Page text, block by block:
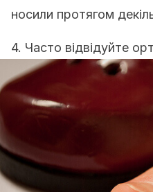
носили протягом
4. Часто відвідуйте